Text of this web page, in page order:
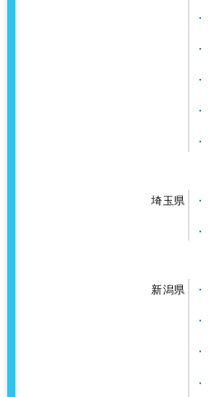
埼玉県
新潟県